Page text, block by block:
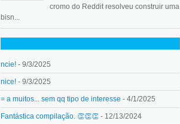
cromo do Reddit resolveu construir uma
bisn...
ncie! - 9/3/2025
nice! - 9/3/2025
= a muitos... sem qq tipo de interesse - 4/1/2025
Fantástica compilação. 👏👏👏 - 12/13/2024